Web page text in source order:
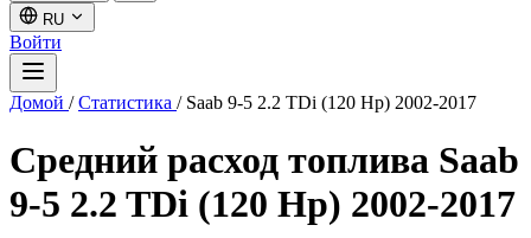
RU
Войти
Домой / Статистика / Saab 9-5 2.2 TDi (120 Hp) 2002-2017
Средний расход топлива Saab
9-5 2.2 TDi (120 Hp) 2002-2017